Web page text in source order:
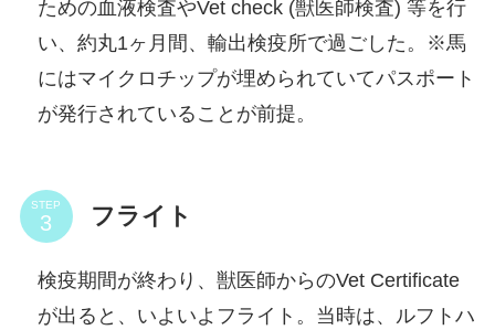
ための血液検査やVet check (獣医師検査) 等を行
い、約丸1ヶ月間、輸出検疫所で過ごした。※馬
にはマイクロチップが埋められていてパスポート
が発行されていることが前提。
STEP フライト
検疫期間が終わり、獣医師からのVet Certificate
が出ると、いよいよフライト。当時は、ルフトハ